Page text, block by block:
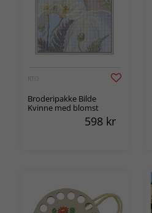
RTO
Broderipakke Bilde
Kvinne med blomst
598 kr